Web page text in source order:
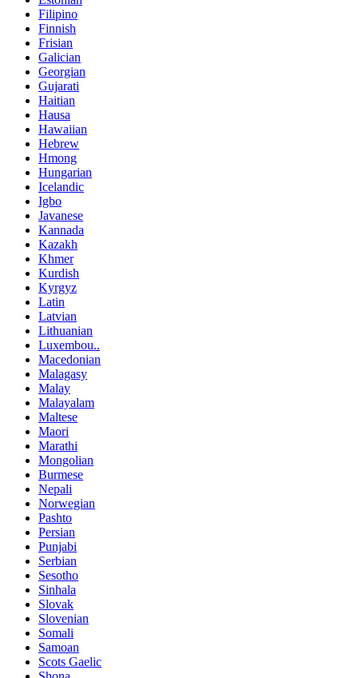
Filipino
Finnish
Frisian
Galician
Georgian
Gujarati
Haitian
Hausa
Hawaiian
Hebrew
Hmong
Hungarian
Icelandic
Igbo
Javanese
Kannada
Kazakh
Khmer
Kurdish
Kyrgyz
Latin
Latvian
Lithuanian
Luxembou..
Macedonian
Malagasy
Malay
Malayalam
Maltese
Maori
Marathi
Mongolian
Burmese
Nepali
Norwegian
Pashto
Persian
Punjabi
Serbian
Sesotho
Sinhala
Slovak
Slovenian
Somali
Samoan
Scots Gaelic